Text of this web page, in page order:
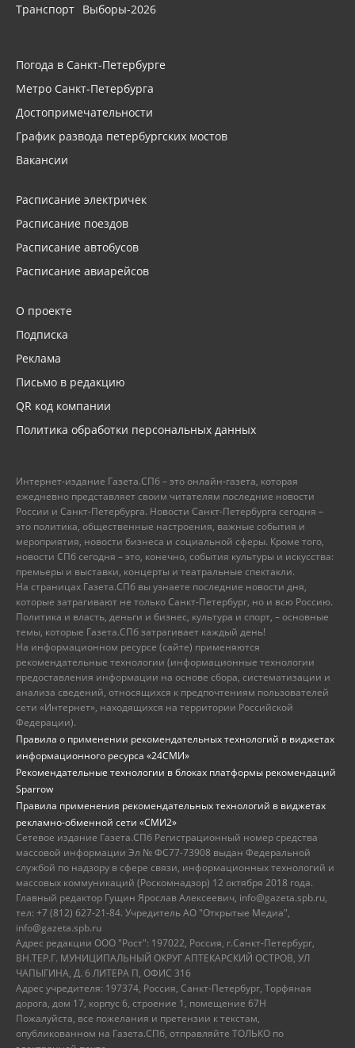
Транспорт Выборы-2026
Погода в Санкт-Петербурге
Метро Санкт-Петербурга
Достопримечательности
График развода петербургских мостов
Вакансии
Расписание электричек
Расписание поездов
Расписание автобусов
Расписание авиарейсов
О проекте
Подписка
Реклама
Письмо в редакцию
QR код компании
Политика обработки персональных данных
Интернет-издание Газета.СПб – это онлайн-газета, которая
ежедневно представляет своим читателям последние новости
России и Санкт-Петербурга. Новости Санкт-Петербурга сегодня –
это политика, общественные настроения, важные события и
мероприятия, новости бизнеса и социальной сферы. Кроме того,
новости СПб сегодня – это, конечно, события культуры и искусства:
премьеры и выставки, концерты и театральные спектакли.
На страницах Газета.СПб вы узнаете последние новости дня,
которые затрагивают не только Санкт-Петербург, но и всю Россию.
Политика и власть, деньги и бизнес, культура и спорт, – основные
темы, которые Газета.СПб затрагивает каждый день!
На информационном ресурсе (сайте) применяются
рекомендательные технологии (информационные технологии
предоставления информации на основе сбора, систематизации и
анализа сведений, относящихся к предпочтениям пользователей
сети «Интернет», находящихся на территории Российской
Федерации).
Правила о применении рекомендательных технологий в виджетах
информационного ресурса «24СМИ»
Рекомендательные технологии в блоках платформы рекомендаций
Sparrow
Правила применения рекомендательных технологий в виджетах
рекламно-обменной сети «СМИ2»
Сетевое издание Газета.СПб Регистрационный номер средства
массовой информации Эл № ФС77-73908 выдан Федеральной
службой по надзору в сфере связи, информационных технологий и
массовых коммуникаций (Роскомнадзор) 12 октября 2018 года.
Главный редактор Гущин Ярослав Алексеевич, info@gazeta.spb.ru,
тел: +7 (812) 627-21-84. Учредитель АО "Открытые Медиа",
info@gazeta.spb.ru
Адрес редакции ООО "Рост": 197022, Россия, г.Санкт-Петербург,
ВН.ТЕР.Г. МУНИЦИПАЛЬНЫЙ ОКРУГ АПТЕКАРСКИЙ ОСТРОВ, УЛ
ЧАПЫГИНА, Д. 6 ЛИТЕРА П, ОФИС 316
Адрес учредителя: 197374, Россия, Санкт-Петербург, Торфяная
дорога, дом 17, корпус 6, строение 1, помещение 67Н
Пожалуйста, все пожелания и претензии к текстам,
опубликованном на Газета.СПб, отправляйте ТОЛЬКО по